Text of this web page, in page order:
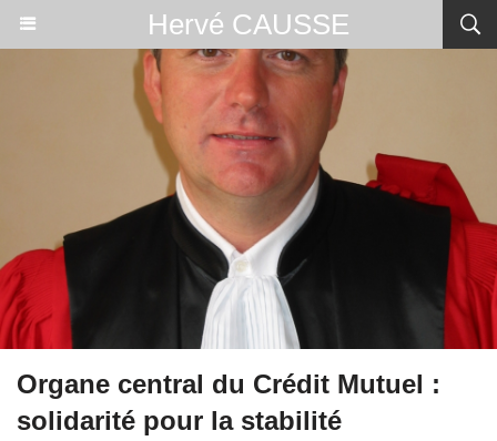
Hervé CAUSSE
Organe central du Crédit Mutuel :
solidarité pour la stabilité